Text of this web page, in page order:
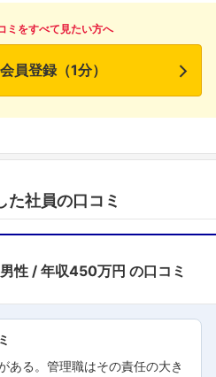
ミをすべて見たい方へ
員登録（1分）
た社員の口コミ
性 年収450万円 の口コミ
ある。管理職はその責任の大き